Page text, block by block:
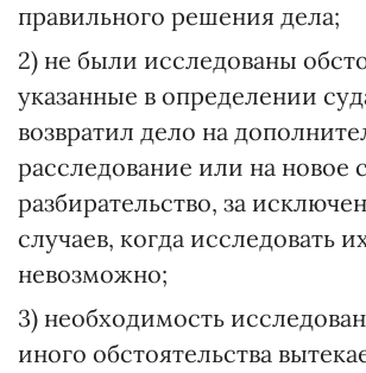
правильного решения дела;
2) не были исследованы
указанные в определении
возвратил дело на
расследование или на новое
разбирательство, за
случаев, когда исследовать
невозможно;
3) необходимость
иного обстоятельства